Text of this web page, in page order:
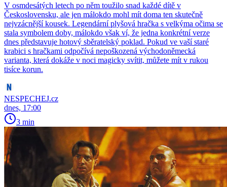
V osmdesátých letech po něm toužilo snad každé dítě v
Československu, ale jen málokdo mohl mít doma ten skutečně
nejvzácnější kousek. Legendární plyšová hračka s velkýma očima se
stala symbolem doby, málokdo však ví, že jedna konkrétní verze
dnes představuje hotový sběratelský poklad. Pokud ve vaší staré
krabici s hračkami odpočívá nepoškozená východoněmecká
varianta, která dokáže v noci magicky svítit, můžete mít v rukou
tisíce korun.
NESPECHEJ.cz
dnes, 17:00
3 min